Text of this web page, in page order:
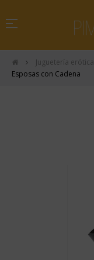
Navegación
palanca
☰
Juguetería erótica
Esposas con Cadena